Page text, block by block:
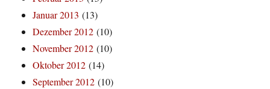
Januar 2013 (13)
Dezember 2012 (10)
November 2012 (10)
Oktober 2012 (14)
September 2012 (10)